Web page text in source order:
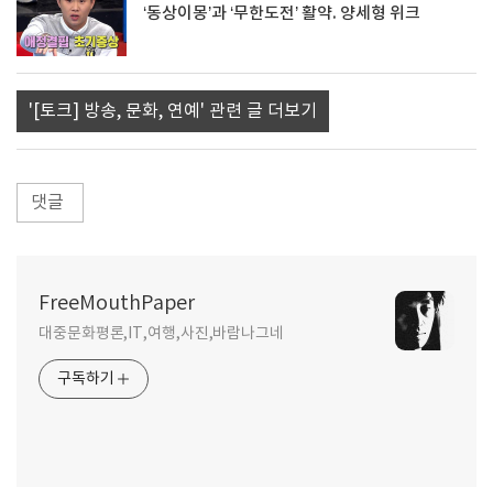
‘동상이몽’과 ‘무한도전’ 활약. 양세형 위크
'[토크] 방송, 문화, 연예' 관련 글 더보기
댓글
FreeMouthPaper
대중문화평론,IT,여행,사진,바람나그네
구독하기